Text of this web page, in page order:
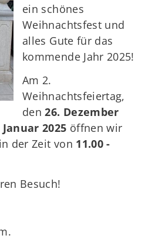
ein schönes
Weihnachtsfest und
alles Gute für das
kommende Jahr 2025!
Am 2.
Weihnachtsfeiertag,
den26. Dezember
Januar 2025 öffnen wir
der Zeit von 11.00 -
Besuch!